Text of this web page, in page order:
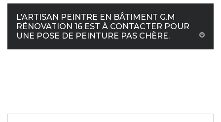
L’ARTISAN PEINTRE EN BÂTIMENT G.M
RÉNOVATION 16 EST À CONTACTER POUR
UNE POSE DE PEINTURE PAS CHÈRE.